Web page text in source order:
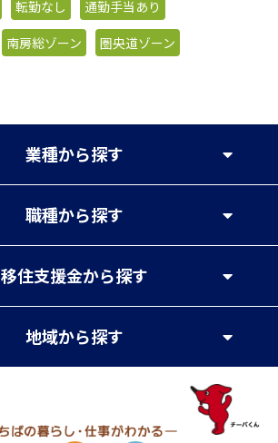
転勤なし
通勤手当あり
南房総ゾーン 圏央道ゾーン
業種から探す
職種から探す
移住支援金から探す
地域から探す